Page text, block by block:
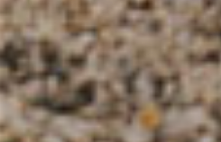
Née à Nice en 1977. Elle a étudié
(ENSBA) et à Cooper Union
Diplômée depuis 2001 elle vit
d’Oise, après avoir vécu 6 ans à